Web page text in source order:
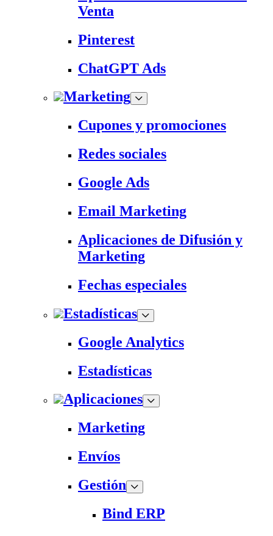
Venta
Pinterest
ChatGPT Ads
Marketing
Cupones y promociones
Redes sociales
Google Ads
Email Marketing
Aplicaciones de Difusión y
Marketing
Fechas especiales
Estadísticas
Google Analytics
Estadísticas
Aplicaciones
Marketing
Envíos
Gestión
Bind ERP